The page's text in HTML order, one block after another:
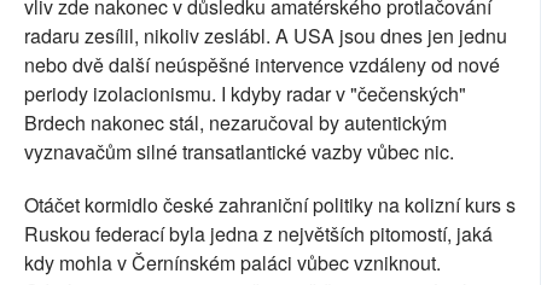
vliv zde nakonec v důsledku amatérského protlačování
radaru zesílil, nikoliv zeslábl. A USA jsou dnes jen jednu
nebo dvě další neúspěšné intervence vzdáleny od nové
periody izolacionismu. I kdyby radar v "čečenských"
Brdech nakonec stál, nezaručoval by autentickým
vyznavačům silné transatlantické vazby vůbec nic.
Otáčet kormidlo české zahraniční politiky na kolizní kurs s
Ruskou federací byla jedna z největších pitomostí, jaká
kdy mohla v Černínském paláci vůbec vzniknout.